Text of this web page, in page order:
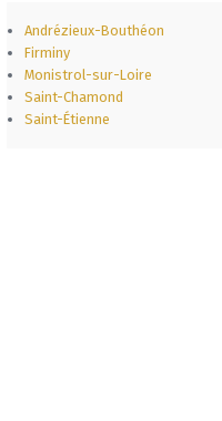
Andrézieux-Bouthéon
Firminy
Monistrol-sur-Loire
Saint-Chamond
Saint-Étienne